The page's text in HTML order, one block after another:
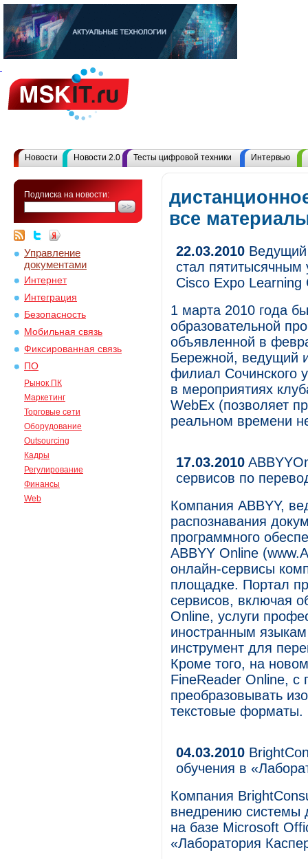
Новости Новости 2.0 Тесты цифровой техники Интервью
Подписка на новости:
Управление
документами
Интернет
Интеграция
Безопасность
Мобильная связь
Фиксированная связь
ПО
Рынок ПК
Маркетинг
Торговые сети
Оборудование
Outsourcing
Кадры
Регулирование
Финансы
Web
все
22.03.2010
стал пятитысячным
Cisco Expo Learning
1 марта 2010 года
образовательной
объявленной в
Бережной, ведущий
филиал Сочинского
в мероприятиях
WebEx (позволяет
реальном времени
17.03.2010
сервисов по
Компания ABBYY,
распознавания
программного
ABBYY Online
онлайн-сервисы
площадке. Портал
сервисов, включая
Online, услуги
иностранным
инструмент для
Кроме того, на
FineReader Online, с
преобразовывать
текстовые форматы.
04.03.2010
обучения в
Компания
внедрению системы
на базе Microsoft
«Лаборатория